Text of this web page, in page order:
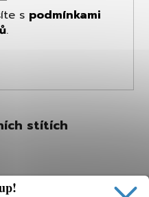
s podmínkami
.
stítích